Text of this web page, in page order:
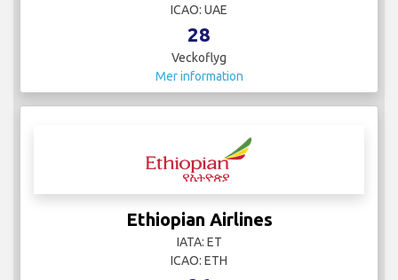
ICAO: UAE
28
Veckoflyg
Mer information
Ethiopian Airlines
IATA: ET
ICAO: ETH